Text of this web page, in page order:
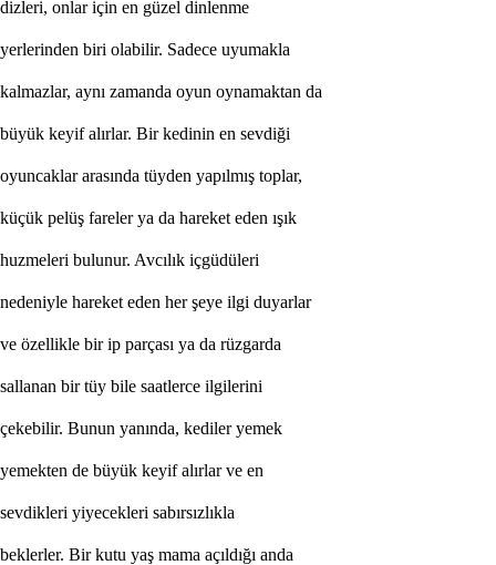
dizleri, onlar için en güzel dinlenme
yerlerinden biri olabilir. Sadece uyumakla
kalmazlar, aynı zamanda oyun oynamaktan da
büyük keyif alırlar. Bir kedinin en sevdiği
oyuncaklar arasında tüyden yapılmış toplar,
küçük pelüş fareler ya da hareket eden ışık
huzmeleri bulunur. Avcılık içgüdüleri
nedeniyle hareket eden her şeye ilgi duyarlar
ve özellikle bir ip parçası ya da rüzgarda
sallanan bir tüy bile saatlerce ilgilerini
çekebilir. Bunun yanında, kediler yemek
yemekten de büyük keyif alırlar ve en
sevdikleri yiyecekleri sabırsızlıkla
beklerler. Bir kutu yaş mama açıldığı anda